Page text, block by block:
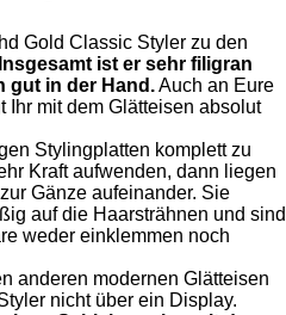
Gold Classic Styler zu den
Insgesamt ist er sehr filigran
gut in der Hand.Auch an Eure
Ihr mit dem Glätteisen absolut
Stylingplatten komplett zu
Kraft aufwenden, dann liegen
Gänze aufeinander. Sie
auf die Haarsträhnen und sind
weder einklemmen noch
anderen modernen Glätteisen
nicht über ein Display.